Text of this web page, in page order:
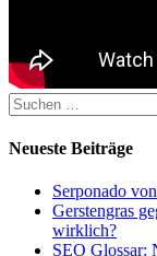
Suchen
nach:
Neueste Beiträge
Serponado
Gerstengras
wirklich?
SEO Glossar: